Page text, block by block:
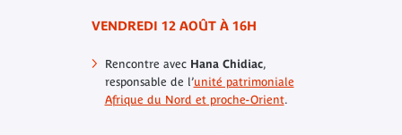
VENDREDI 12 AOÛT À 16H
Rencontre avec Hana Chidiac,
responsable de l’unité patrimoniale
Afrique du Nord et proche-Orient.